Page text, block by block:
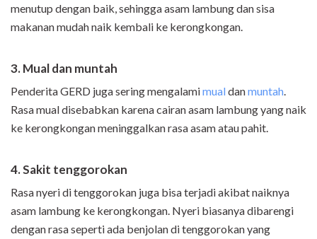
menutup dengan baik, sehingga asam lambung dan sisa
makanan mudah naik kembali ke kerongkongan.
3. Mual dan muntah
Penderita GERD juga sering mengalamimualdanmuntah
Rasa mual disebabkan karena cairan asam lambung yang naik
ke kerongkongan meninggalkan rasa asam atau pahit.
4. Sakit tenggorokan
Rasa nyeri di tenggorokan juga bisa terjadi akibat naiknya
asam lambung ke kerongkongan. Nyeri biasanya dibarengi
dengan rasa seperti ada benjolan di tenggorokan yang